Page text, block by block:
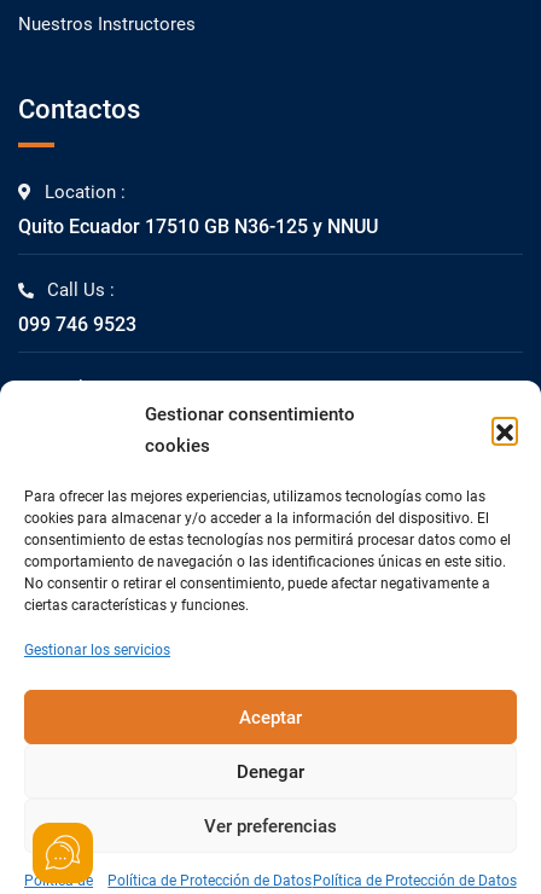
Gestionar consentimiento
cookies
Para ofrecer las mejores experiencias, utilizamos tecnologías como las
cookies para almacenar y/o acceder a la información del dispositivo. El
consentimiento de estas tecnologías nos permitirá procesar datos como el
comportamiento de navegación o las identificaciones únicas en este sitio.
No consentir o retirar el consentimiento, puede afectar negativamente a
ciertas características y funciones.
Gestionar los servicios
Aceptar
Denegar
Ver preferencias
Política de Política de Protección de Datos Política de Protección de Datos
Nuestros Instructores
Contactos
Location :
Quito Ecuador 17510 GB N36-125 y NNUU
Call Us :
099 746 9523
Mail Us :
info@impacta.com.ec
Fax Us :
02 2447-261
© IBS 2025